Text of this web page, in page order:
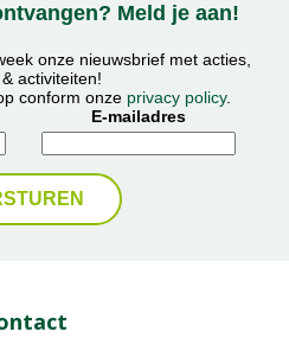
Meld je aan!
onze nieuwsbrief met acties,
activiteiten!
conform onze privacy policy.
E-mailadres